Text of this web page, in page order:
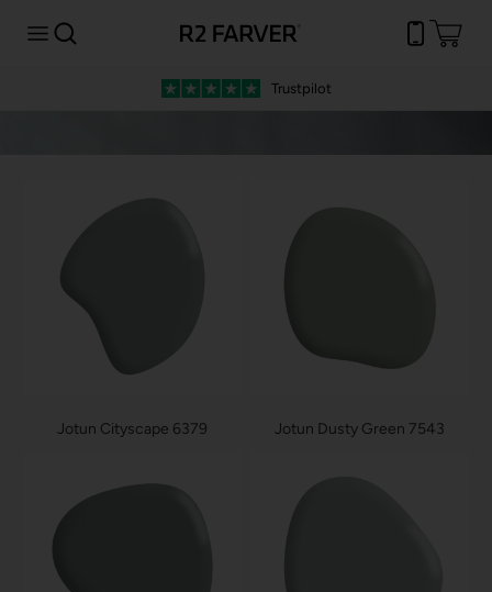
Trustpilot
Jotun Cityscape 6379 Jotun Dusty Green 7543